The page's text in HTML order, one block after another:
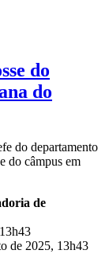
do
do
do departamento
do câmpus em
de
de 2025, 13h43